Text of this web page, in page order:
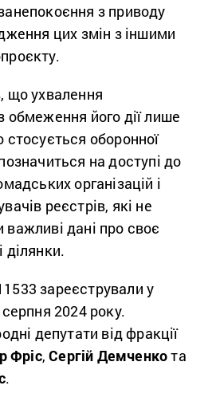
з приводу
цих змін з іншими
що ухвалення
обмеження його дії лише
оборонної
на доступі до
організацій і
реєстрів, які не
дані про своє
ділянки.
зареєстрували у
2024 року.
депутати від фракції
Фріс,Сергій Демченкота
.